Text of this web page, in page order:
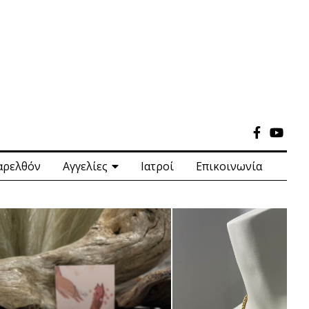
Αγγελίες Ιατροί Επικοινωνία